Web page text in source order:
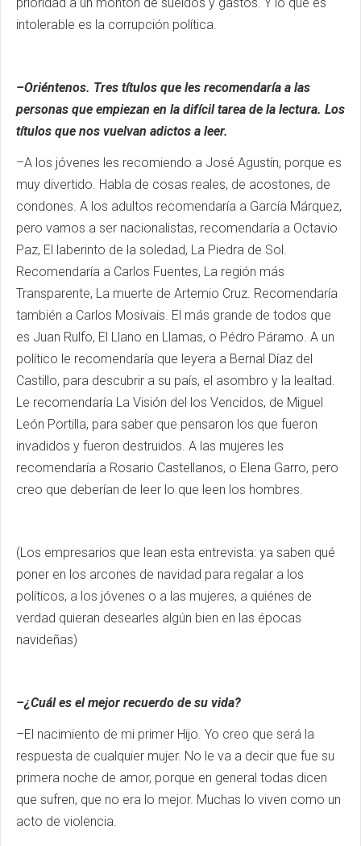
intolerable es la corrupción política.
–Oriéntenos. Tres títulos que les recomendaría a las
personas que empiezan en la difícil tarea de la lectura. Los
títulos que nos vuelvan adictos a leer.
–A los jóvenes les recomiendo a José Agustín, porque es
muy divertido. Habla de cosas reales, de acostones, de
condones. A los adultos recomendaría a García Márquez,
pero vamos a ser nacionalistas, recomendaría a Octavio
Paz, El laberinto de la soledad, La Piedra de Sol.
Recomendaría a Carlos Fuentes, La región más
Transparente, La muerte de Artemio Cruz. Recomendaría
también a Carlos Mosivais. El más grande de todos que
es Juan Rulfo, El Llano en Llamas, o Pédro Páramo. A un
político le recomendaría que leyera a Bernal Díaz del
Castillo, para descubrir a su país, el asombro y la lealtad.
Le recomendaría La Visión del los Vencidos, de Miguel
León Portilla, para saber que pensaron los que fueron
invadidos y fueron destruidos. A las mujeres les
recomendaría a Rosario Castellanos, o Elena Garro, pero
creo que deberían de leer lo que leen los hombres.
(Los empresarios que lean esta entrevista: ya saben qué
poner en los arcones de navidad para regalar a los
políticos, a los jóvenes o a las mujeres, a quiénes de
verdad quieran desearles algún bien en las épocas
navideñas)
–¿Cuál es el mejor recuerdo de su vida?
–El nacimiento de mi primer Hijo. Yo creo que será la
respuesta de cualquier mujer. No le va a decir que fue su
primera noche de amor, porque en general todas dicen
que sufren, que no era lo mejor. Muchas lo viven como un
acto de violencia.